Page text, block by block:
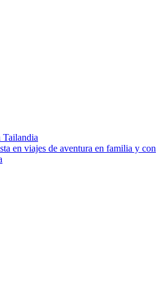
Tailandia
en viajes de aventura en familia y con